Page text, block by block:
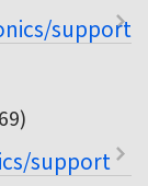
support
support